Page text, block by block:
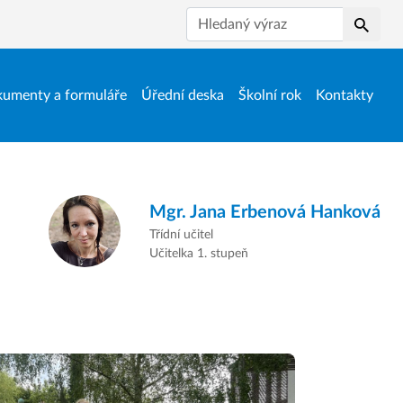
a formuláře Úřední deska Školní rok Kontakty
Hledat
Mgr. Jana Erbenová Hanková
Třídní učitel
Učitelka 1. stupeň